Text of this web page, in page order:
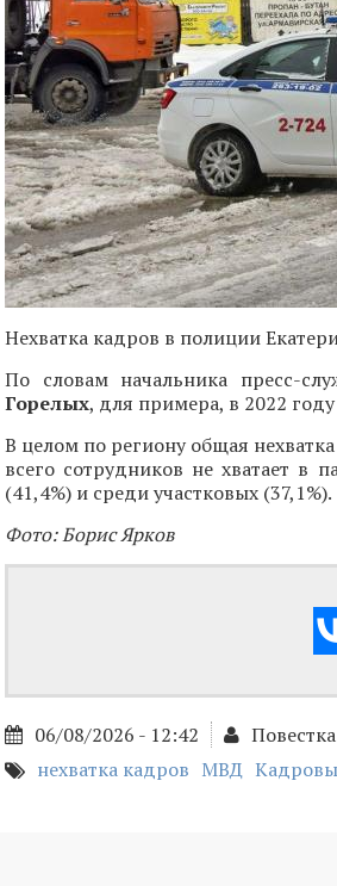
Нехватка кадров в полиции
По словам начальника пресс-
Горелых, для примера, в 2022
В целом по региону общая
всего сотрудников не хватает в
(41,4%) и среди участковых (37,1%).
Фото: Борис Ярков
06/08/2026 - 12:42
нехватка кадров МВД